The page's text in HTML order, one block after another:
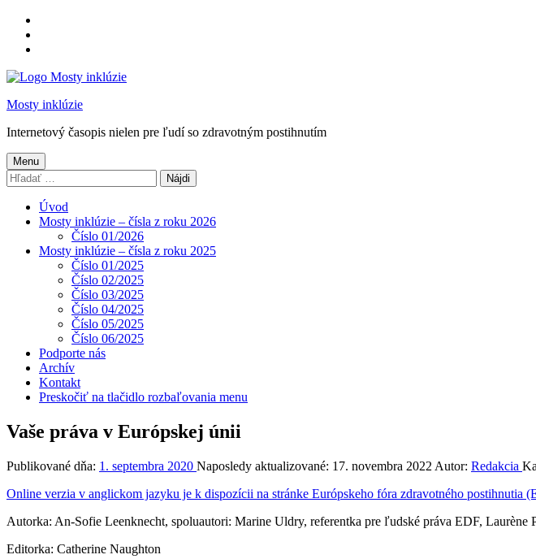
obsah
pätičku
Mosty inklúzie
Internetový časopis nielen pre ľudí so zdravotným postihnutím
Menu
Hľadať:
Úvod
Mosty inklúzie – čísla z roku 2026
Číslo 01/2026
Mosty inklúzie – čísla z roku 2025
Číslo 01/2025
Číslo 02/2025
Číslo 03/2025
Číslo 04/2025
Číslo 05/2025
Číslo 06/2025
Podporte nás
Archív
Kontakt
Preskočiť na tlačidlo rozbaľovania menu
Vaše práva v Európskej únii
Publikované dňa: 1. septembra 2020 Naposledy aktualizované: 17. novembra 2022 Autor: Redakcia
Online verzia v anglickom jazyku je k dispozícii na stránke Európskeho fóra zdravotného postihnutia
Autorka: An-Sofie Leenknecht, spoluautori: Marine Uldry, referentka pre ľudské práva EDF, Laurène
Editorka: Catherine Naughton